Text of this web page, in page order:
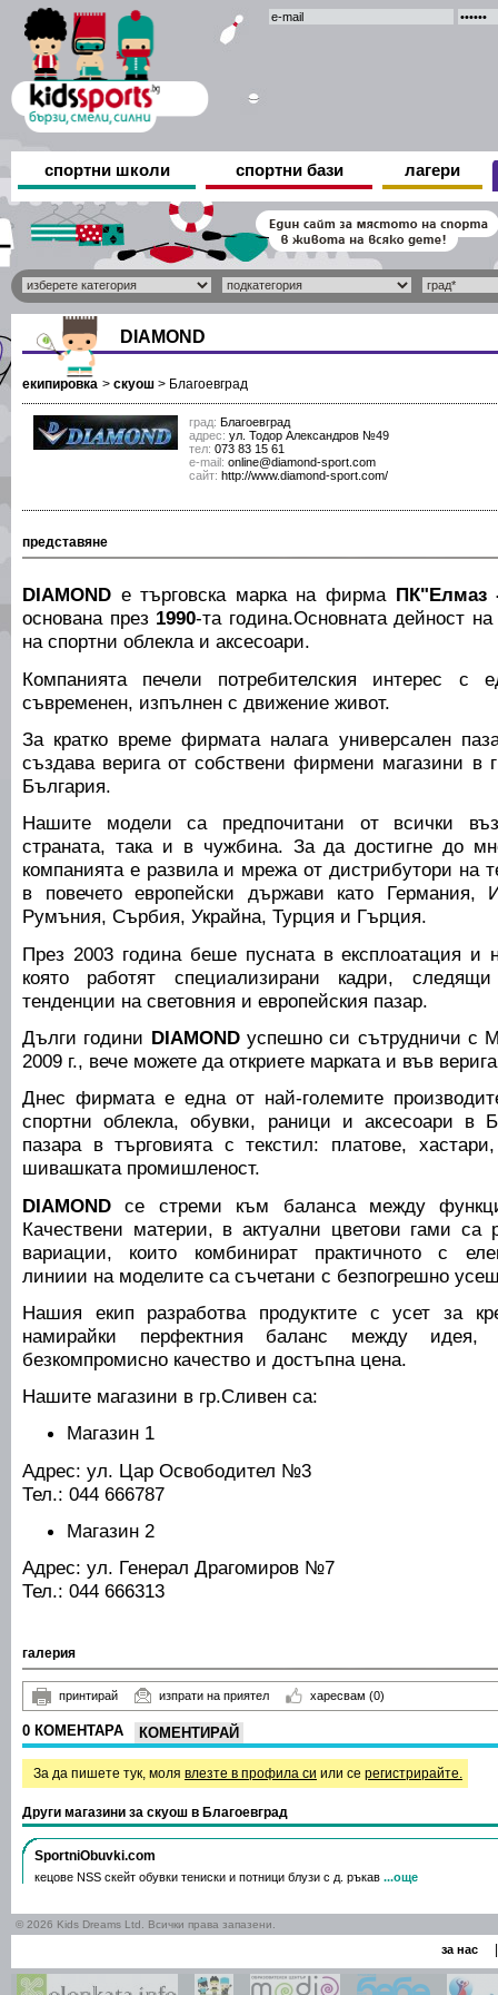
спортни школи спортни бази лагери
DIAMOND
екипировка > скуош > Благоевград
град: Благоевград
адрес: ул. Тодор Александров №49
тел: 073 83 15 61
е-mail: online@diamond-sport.com
сайт: http://www.diamond-sport.com/
представяне
DIAMOND е търговска марка на фирмаПК"Елмаз
основана през 1990-та година.Основната дейност
на спортни облекла и аксесоари.
Компанията печели потребителския интерес с
съвременен, изпълнен с движение живот.
За кратко време фирмата налага универсален
създава верига от собствени фирмени магазини в
България.
Нашите модели са предпочитани от всички
страната, така и в чужбина. За да достигне до
компанията е развила и мрежа от дистрибутори на
в повечето европейски държави като Германия,
Румъния, Сърбия, Украйна, Турция и Гърция.
През 2003 година беше пусната в експлоатация и
която работят специализирани кадри,
тенденции на световния и европейския пазар.
Дълги години DIAMONDуспешно си сътрудничи с
2009 г., вече можете да откриете марката и във
Днес фирмата е една от най-големите
спортни облекла, обувки, раници и аксесоари
пазара в търговията с текстил: платове,
шивашката промишленост.
DIAMOND се стреми към баланса между
Качествени материи, в актуални цветови гами са
вариации, които комбинират практичното с
линиии на моделите са съчетани с безпогрешно
Нашия екип разработва продуктите с усет за
намирайки перфектния баланс между идея,
безкомпромисно качество и достъпна цена.
Нашите магазини в гр.Сливен са:
Магазин 1
Адрес: ул. Цар Освободител №3
Тел.: 044 666787
Магазин 2
Адрес: ул. Генерал Драгомиров №7
Тел.: 044 666313
галерия
принтирай изпрати на приятел харесвам (0)
0 КОМЕНТАРА КОМЕНТИРАЙ
За да пишете тук, моля влезте в профила си или се регистрирайте.
Други магазини за скуош в Благоевград
SportniObuvki.com
кецове NSS скейт обувки тениски и потници блузи с д. ръкав ...още
© 2026 Kids Dreams Ltd. Всички права запазени.
за нас |